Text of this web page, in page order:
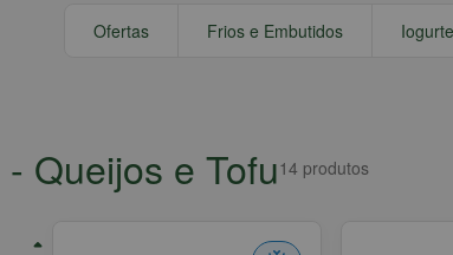
Ofertas Frios e Embutidos
- Queijos e Tofu14 produtos